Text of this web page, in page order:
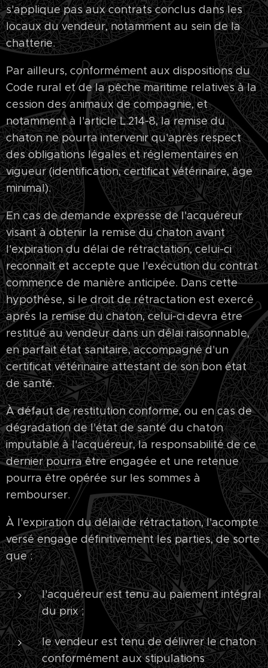
s'applique pas aux contrats conclus dans les
locaux du vendeur, notamment au sein de la
chatterie.
Par ailleurs, conformément aux dispositions du
Code rural et de la pêche maritime relatives à la
cession des animaux de compagnie, et
notamment à l'article L.214-8, la remise du
chaton ne pourra intervenir qu'après respect
des obligations légales et réglementaires en
vigueur (identification, certificat vétérinaire, âge
minimal).
En cas de demande expresse de l'acquéreur
visant à obtenir la remise du chaton avant
l'expiration du délai de rétractation, celui-ci
reconnaît et accepte que l'exécution du contrat
commence de manière anticipée. Dans cette
hypothèse, si le droit de rétractation est exercé
après la remise du chaton, celui-ci devra être
restitué au vendeur dans un délai raisonnable,
en parfait état sanitaire, accompagné d'un
certificat vétérinaire attestant de son bon état
de santé.
À défaut de restitution conforme, ou en cas de
dégradation de l'état de santé du chaton
imputable à l'acquéreur, la responsabilité de ce
dernier pourra être engagée et une retenue
pourra être opérée sur les sommes à
rembourser.
À l'expiration du délai de rétractation, l'acompte
versé engage définitivement les parties, de sorte
que :
l'acquéreur est tenu au paiement intégral
du prix ;
le vendeur est tenu de délivrer le chaton
conformément aux stipulations